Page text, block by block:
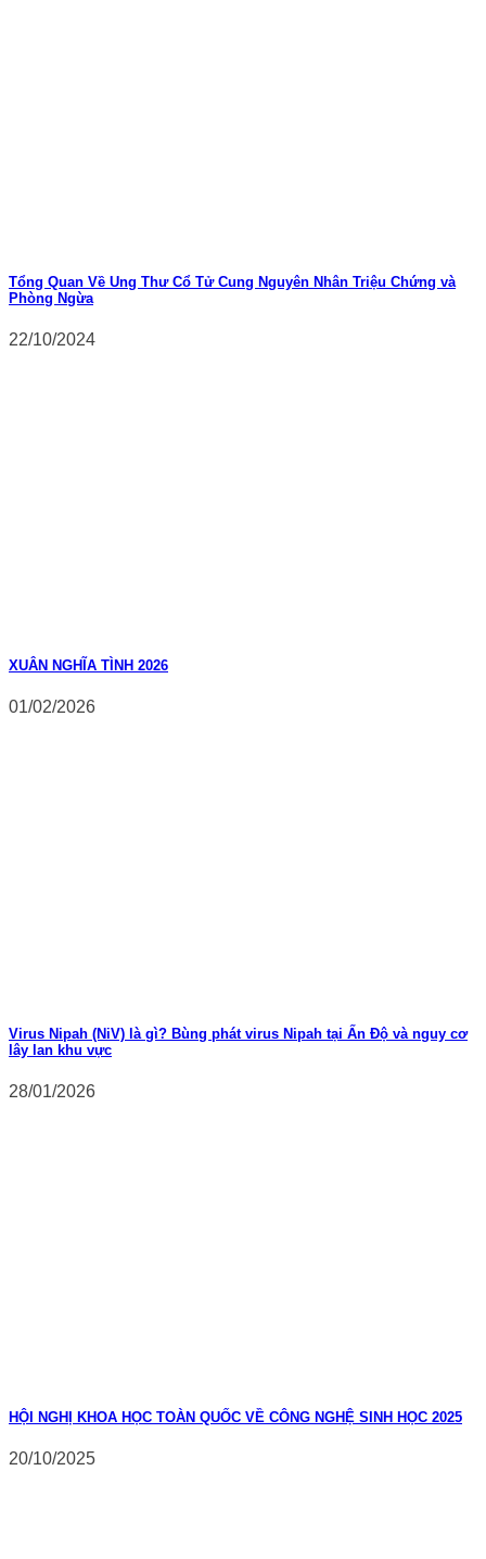
Tổng Quan Về Ung Thư Cổ Tử Cung Nguyên Nhân Triệu Chứng và
Phòng Ngừa
22/10/2024
XUÂN NGHĨA TÌNH 2026
01/02/2026
Virus Nipah (NiV) là gì? Bùng phát virus Nipah tại Ấn Độ và nguy cơ
lây lan khu vực
28/01/2026
HỘI NGHỊ KHOA HỌC TOÀN QUỐC VỀ CÔNG NGHỆ SINH HỌC 2025
20/10/2025